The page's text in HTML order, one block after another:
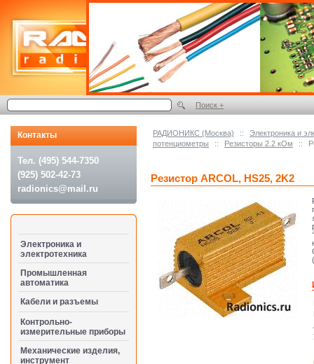
РАДИОНИКС (Москва) ::
Электроника и
потенциометры
:: Резисторы 2.2 кОм ::
Резистор ARCOL, HS25, 2K2
Контакты
Тел. (495) 544-7350
(925) 502-42-73
radionics@mail.ru
Электроника и
электротехника
Промышленная
автоматика
Кабели и разъемы
Контрольно-
измерительные приборы
Механические изделия,
инструмент
Поиск +